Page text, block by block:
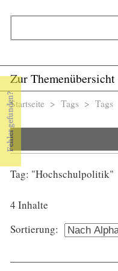
Zur Themenübersicht
Sie sind hier
Startseite > Tags > Tags
Tag: "Hochschulpolitik"
4 Inhalte
Sortierung: